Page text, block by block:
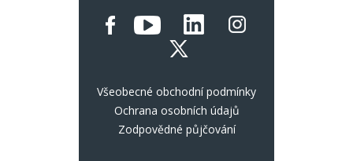
Všeobecné obchodní podmínky
Ochrana osobních údajů
Zodpovědné půjčování